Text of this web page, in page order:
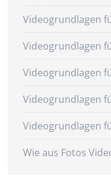
Videogrundlagen
Videogrundlagen
Videogrundlagen
Videogrundlagen
Videogrundlagen
Wie aus Fotos